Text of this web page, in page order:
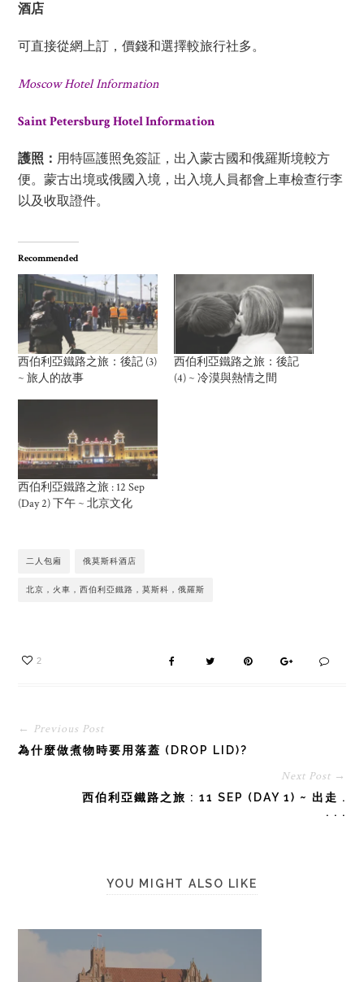
酒店
可直接從網上訂，價錢和選擇較旅行社多。
Moscow Hotel Information
Saint Petersburg Hotel Information
護照： 用特區護照免簽証，出入蒙古國和俄羅斯境較方
便。蒙古出境或俄國入境，出入境人員都會上車檢查行李
以及收取證件。
Recommended
西伯利亞鐵路之旅：後記 (3)
~ 旅人的故事
西伯利亞鐵路之旅：後記
(4) ~ 冷漠與熱情之間
西伯利亞鐵路之旅 : 12 Sep
(Day 2) 下午 ~ 北京文化
二人包廂 俄莫斯科酒店
北京，火車，西伯利亞鐵路，莫斯科，俄羅斯
2
← Previous Post
為什麼做煮物時要用落蓋 (DROP LID)?
Next Post →
西伯利亞鐵路之旅 : 11 SEP (DAY 1) ~ 出走 .
. . .
YOU MIGHT ALSO LIKE